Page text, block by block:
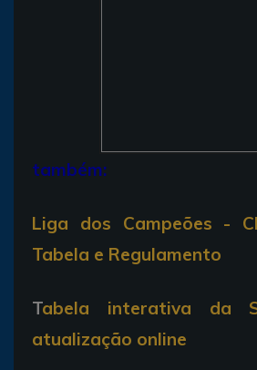
também:
Liga dos Campeões -
Tabela e Regulamento
Tabela interativa da
atualização online